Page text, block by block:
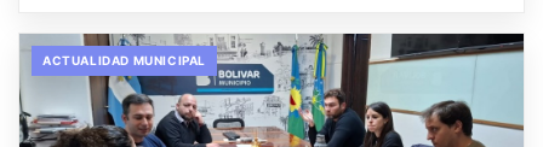
ACTUALIDAD MUNICIPAL